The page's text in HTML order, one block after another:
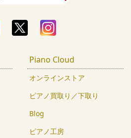
Piano Cloud
オンラインストア
ピアノ買取り／下取り
Blog
ピアノ工房